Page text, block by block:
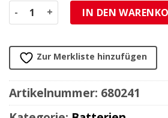
Batterie YB9-B GEL AGM Nitro (NB9-
IN DEN
Zur Merkliste hinzufügen
Artikelnummer: 680241